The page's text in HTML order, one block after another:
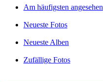
Am häufigsten angesehen
Neueste Fotos
Neueste Alben
Zufällige Fotos